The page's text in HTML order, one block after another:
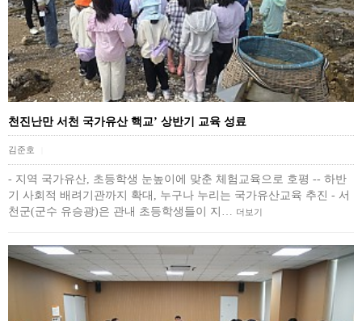
천진난만 서천 국가유산 핵교’ 상반기 교육 성료
김준호
- 지역 국가유산, 초등학생 눈높이에 맞춘 체험교육으로 호평 -- 하반
기 사회적 배려기관까지 확대, 누구나 누리는 국가유산교육 추진 - 서
천군(군수 유승광)은 관내 초등학생들이 지… 더보기